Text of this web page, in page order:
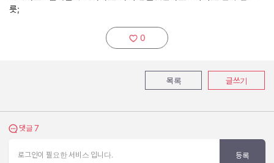
릇;
추천하기:
0
목록 글쓰기
댓글 보기
댓글 7
로그인이 필요한 서비스 입니다. 등록